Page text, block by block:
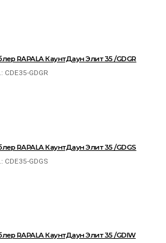
RAPALA КаунтДаун Элит 35 /GDGR
CDE35-GDGR
RAPALA КаунтДаун Элит 35 /GDGS
CDE35-GDGS
RAPALA КаунтДаун Элит 35 /GDIW